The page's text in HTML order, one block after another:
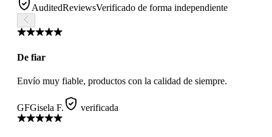
AuditedReviewsVerificado de forma independiente
De fiar
Envío muy fiable, productos con la calidad de siempre.
GFGisela F. verificada